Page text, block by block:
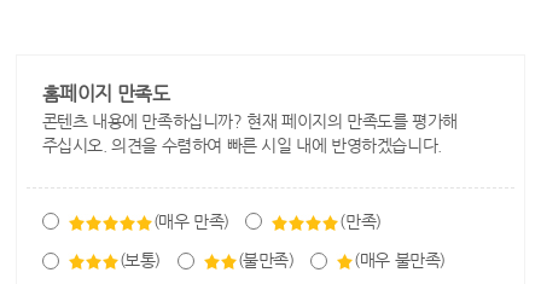
홈페이지 만족도
콘텐츠 내용에 만족하십니까? 현재 페이지의 만족도를 평가해
주십시오. 의견을 수렴하여 빠른 시일 내에 반영하겠습니다.
(매우 만족) (만족)
(보통) (불만족) (매우 불만족)